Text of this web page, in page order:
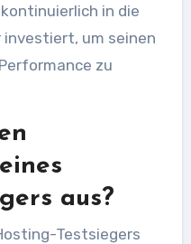
in die
investiert, um seinen
zu
aus?
Testsiegers